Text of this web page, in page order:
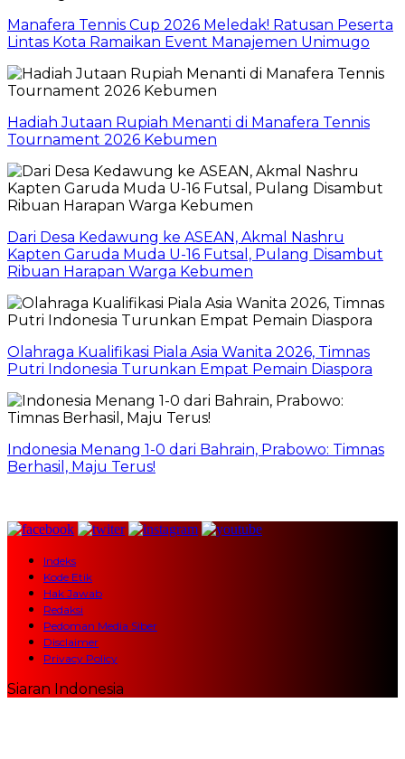
Manafera Tennis Cup 2026 Meledak! Ratusan Peserta
Lintas Kota Ramaikan Event Manajemen Unimugo
Hadiah Jutaan Rupiah Menanti di Manafera Tennis
Tournament 2026 Kebumen
Dari Desa Kedawung ke ASEAN, Akmal Nashru
Kapten Garuda Muda U-16 Futsal, Pulang Disambut
Ribuan Harapan Warga Kebumen
Olahraga Kualifikasi Piala Asia Wanita 2026, Timnas
Putri Indonesia Turunkan Empat Pemain Diaspora
Indonesia Menang 1-0 dari Bahrain, Prabowo: Timnas
Berhasil, Maju Terus!
Indeks
Kode Etik
Hak Jawab
Redaksi
Pedoman Media Siber
Disclaimer
Privacy Policy
Siaran Indonesia